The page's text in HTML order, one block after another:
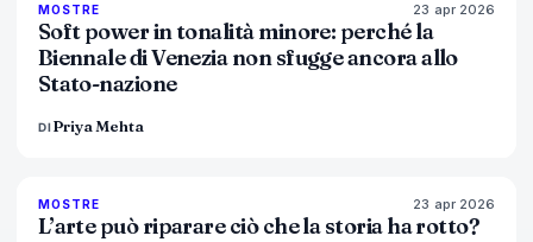
78% 88
MOSTRE 23 apr 2026
Soft power in tonalità minore: perché la
Biennale di Venezia non sfugge ancora allo
Stato-nazione
DIPriya Mehta
79% 56
MOSTRE 23 apr 2026
L’arte può riparare ciò che la storia ha rotto?